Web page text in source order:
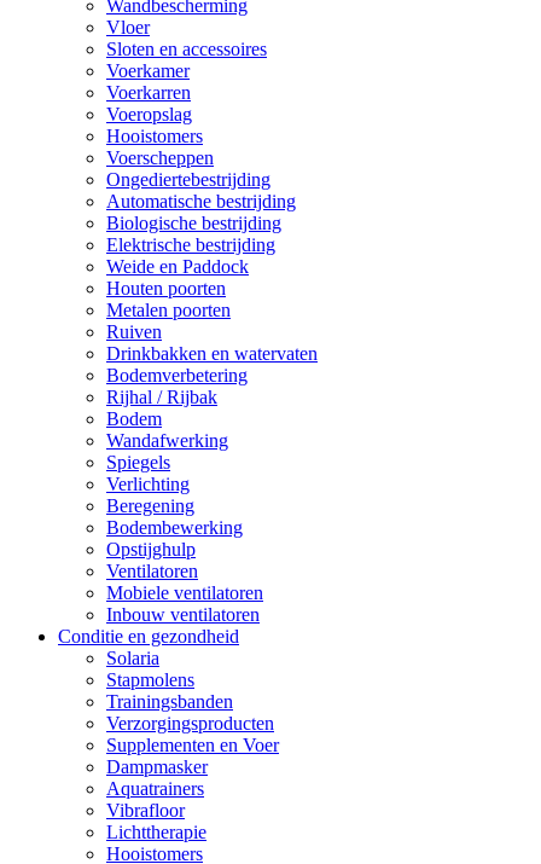
Wandbescherming
Vloer
Sloten en accessoires
Voerkamer
Voerkarren
Voeropslag
Hooistomers
Voerscheppen
Ongediertebestrijding
Automatische bestrijding
Biologische bestrijding
Elektrische bestrijding
Weide en Paddock
Houten poorten
Metalen poorten
Ruiven
Drinkbakken en watervaten
Bodemverbetering
Rijhal / Rijbak
Bodem
Wandafwerking
Spiegels
Verlichting
Beregening
Bodembewerking
Opstijghulp
Ventilatoren
Mobiele ventilatoren
Inbouw ventilatoren
Conditie en gezondheid
Solaria
Stapmolens
Trainingsbanden
Verzorgingsproducten
Supplementen en Voer
Dampmasker
Aquatrainers
Vibrafloor
Lichttherapie
Hooistomers